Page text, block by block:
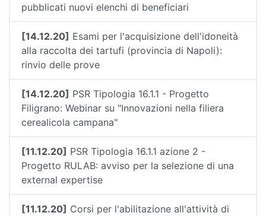
pubblicati nuovi elenchi di beneficiari
[14.12.20] Esami per l'acquisizione dell'idoneità
alla raccolta dei tartufi (provincia di Napoli):
rinvio delle prove
[14.12.20] PSR Tipologia 16.1.1 - Progetto
Filigrano: Webinar su "Innovazioni nella filiera
cerealicola campana"
[11.12.20] PSR Tipologia 16.1.1 azione 2 -
Progetto RULAB: avviso per la selezione di una
external expertise
[11.12.20] Corsi per l'abilitazione all'attività di